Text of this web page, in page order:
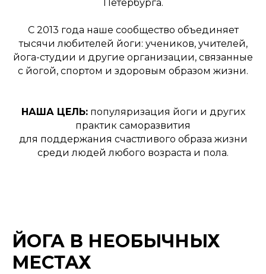
Петербурга.
С 2013 года наше сообщество объединяет
тысячи любителей йоги: учеников, учителей,
йога-студии и другие организации, связанные
с йогой, спортом и здоровым образом жизни.
НАША ЦЕЛЬ:популяризация йоги и других
практик саморазвития
для поддержания счастливого образа жизни
среди людей любого возраста и пола.
ЙОГА В НЕОБЫЧНЫХ
МЕСТАХ